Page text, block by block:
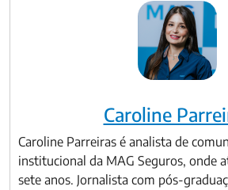
Caroline
Caroline Parreiras é analista de
institucional da MAG Seguros, onde
sete anos. Jornalista com pós-